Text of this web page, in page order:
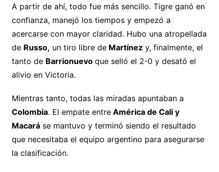
A partir de ahí, todo fue más sencillo. Tigre ganó en
confianza, manejó los tiempos y empezó a
acercarse con mayor claridad. Hubo una atropellada
de Russo, un tiro libre deMartínezy, finalmente, el
tanto de Barrionuevo que selló el 2-0 y desató el
alivio en Victoria.
Mientras tanto, todas las miradas apuntaban a
Colombia. El empate entreAmérica de Cali y
Macaráse mantuvo y terminó siendo el resultado
que necesitaba el equipo argentino para asegurarse
la clasificación.